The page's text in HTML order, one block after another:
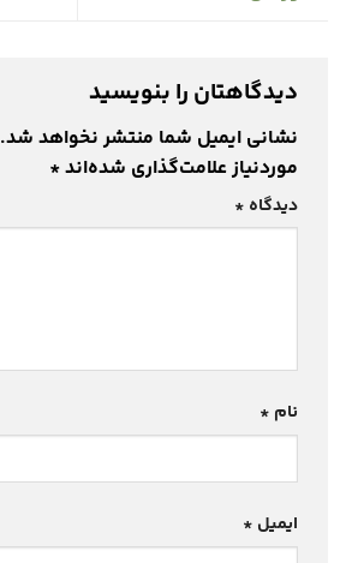
دیدگاهتان را بنویسید
نشانی ایمیل شما منتشر نخواهد شد.
موردنیاز علامت‌گذاری شده‌اند*
دیدگاه *
نام *
ایمیل *